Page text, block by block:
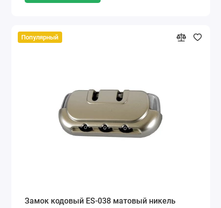
Популярный
Замок кодовый ES-038 матовый никель